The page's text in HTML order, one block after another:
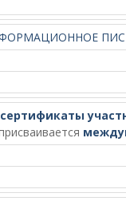
сертификаты